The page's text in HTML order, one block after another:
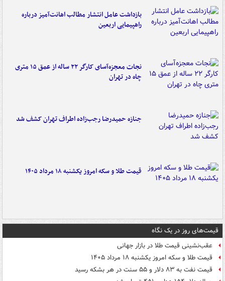
بازداشت عامل انتشار مطالب اهانت‌آمیز درباره
راهپیمایی اربعین
نجات معجزه‌آسای کارگر ۲۲ ساله از عمق ۱۵ متری
چاه در تهران
جنازه حمیدرضا رجب‌زاده اطراف تهران کشف شد
قیمت طلا و سکه امروز یکشنبه ۱۸ مرداد ۱۴۰۵
قیمت‌های روز در یک نگاه
عقب‌نشینی قیمت طلا در بازار جهانی
قیمت طلا و سکه امروز یکشنبه ۱۸ مرداد ۱۴۰۵
قیمت نفت به ۸۳ دلار و ۵۵ سنت در هر بشکه رسید